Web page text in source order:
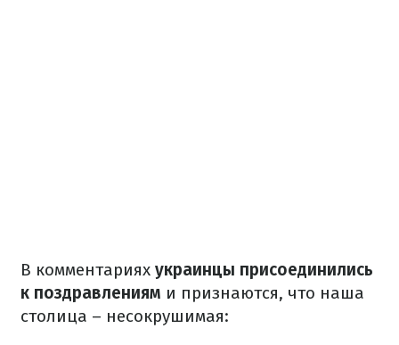
В комментариях украинцы присоединились
к поздравлениям и признаются, что наша
столица – несокрушимая: